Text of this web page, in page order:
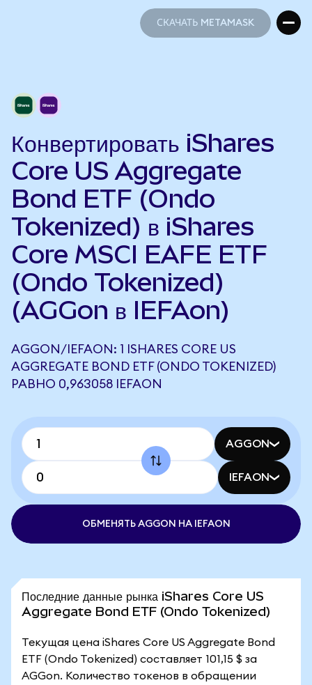
СКАЧАТЬ METAMASK
Конвертировать iShares
Core US Aggregate
Bond ETF (Ondo
Tokenized) в iShares
Core MSCI EAFE ETF
(Ondo Tokenized)
(AGGon в IEFAon)
AGGON/IEFAON: 1 ISHARES CORE US
AGGREGATE BOND ETF (ONDO TOKENIZED)
РАВНО 0,963058 IEFAON
AGGON
IEFAON
ОБМЕНЯТЬ AGGON НА IEFAON
Последние данные рынка iShares Core US
Aggregate Bond ETF (Ondo Tokenized)
Текущая цена iShares Core US Aggregate Bond
ETF (Ondo Tokenized) составляет 101,15 $ за
AGGon. Количество токенов в обращении